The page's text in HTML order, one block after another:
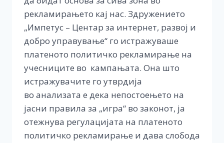
рекламирањето кај нас. Здружението
„Импетус – Центар за интернет, развој и
добро управување“ го истражуваше
платеното политичко рекламирање на
учесниците во кампањата. Она што
истражувачите го утврдија
во анализата е дека непостоењето на
јасни правила за „игра“ во законот, ја
отежнува регулацијата на платеното
политичко рекламирање и дава слобода